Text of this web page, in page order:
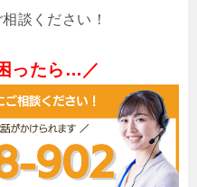
談ください！
ったら…／